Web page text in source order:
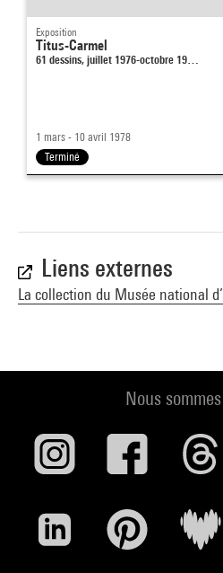
Exposition
Titus-Carmel
61 dessins, juillet 1976-octobre 19…
1 mars - 10 avril 1978
Terminé
Liens externes
La collection du Musée national
Nous